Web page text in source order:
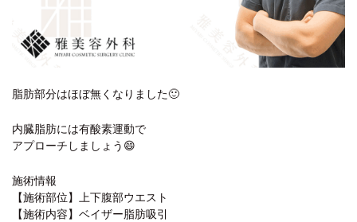
脂肪部分はほぼ無くなりました🙂
内臓脂肪には有酸素運動で
アプローチしましょう😄
施術情報
【施術部位】上下腹部ウエスト
【施術内容】ベイザー脂肪吸引